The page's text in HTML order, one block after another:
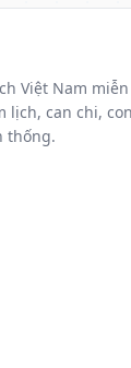
Việt Nam
lịch, can chi,
thống.